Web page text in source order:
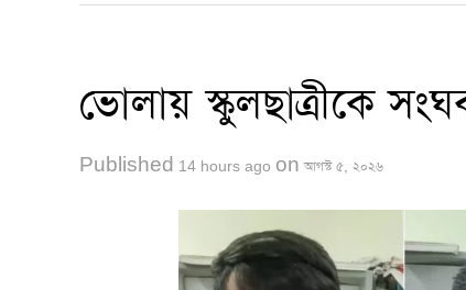
ভোলায় স্কুলছাত্রীকে
Published 14 hours ago on আগস্ট ৫, ২০২৬